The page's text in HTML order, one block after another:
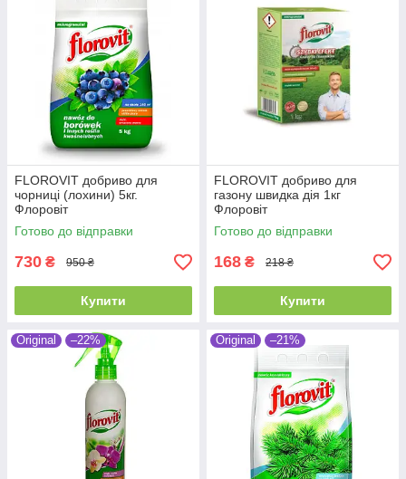
FLOROVIT добриво для
чорниці (лохини) 5кг.
Флоровіт
Готово до відправки
730 ₴ 950 ₴
Купити
FLOROVIT добриво для
газону швидка дія 1кг
Флоровіт
Готово до відправки
168 ₴ 218 ₴
Купити
Original –22% Original –21%